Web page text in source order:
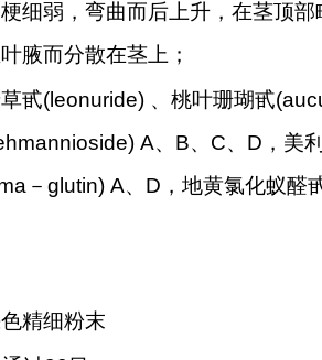
细弱，弯曲而后上升，在茎顶
腋而分散在茎上；
甙(leonuride) 、桃叶珊瑚甙
A、B、C、D，美
－glutin) A、D，地黄氯化蚁醛
精细粉末